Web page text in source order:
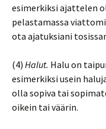
esimerkiksi ajattelen
pelastamassa
ota ajatuksiani
(4) Halut. Halu on
esimerkiksi usein
olla sopiva tai
oikein tai väärin.